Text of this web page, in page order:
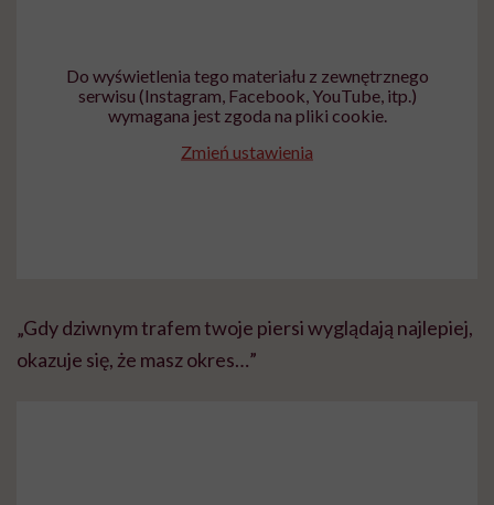
Do wyświetlenia tego materiału z zewnętrznego
serwisu (Instagram, Facebook, YouTube, itp.)
wymagana jest zgoda na pliki cookie.
Zmień ustawienia
„Gdy dziwnym trafem twoje piersi wyglądają najlepiej,
okazuje się, że masz okres…”